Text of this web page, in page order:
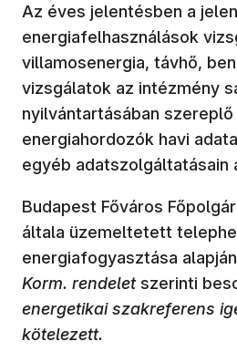
Az éves jelentésben a
energiafelhasználások
villamosenergia, távhő,
vizsgálatok az intézmény
nyilvántartásában
energiahordozók havi
egyéb adatszolgáltatásain
Budapest Főváros
általa üzemeltetett
energiafogyasztása
Korm. rendeletszerinti
energetikai szakreferens
kötelezett.